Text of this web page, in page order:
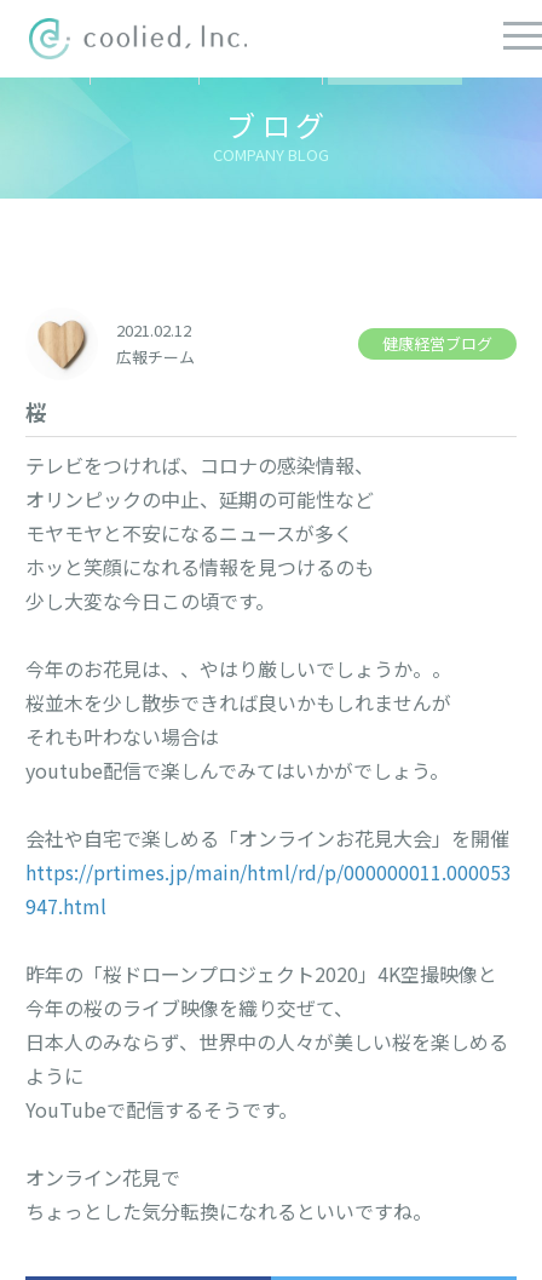
ブログ
COMPANY BLOG
ての記事
2021.02.12
広報チーム
健康経営ブログ
桜
テレビをつければ、コロナの感染情報、
オリンピックの中止、延期の可能性など
モヤモヤと不安になるニュースが多く
ホッと笑顔になれる情報を見つけるのも
少し大変な今日この頃です。
今年のお花見は、、やはり厳しいでしょうか。。
桜並木を少し散歩できれば良いかもしれませんが
それも叶わない場合は
youtube配信で楽しんでみてはいかがでしょう。
会社や自宅で楽しめる「オンラインお花見大会」を開催
https://prtimes.jp/main/html/rd/p/000000011.000053
947.html
昨年の「桜ドローンプロジェクト2020」4K空撮映像と
今年の桜のライブ映像を織り交ぜて、
日本人のみならず、世界中の人々が美しい桜を楽しめる
ように
YouTubeで配信するそうです。
オンライン花見で
ちょっとした気分転換になれるといいですね。